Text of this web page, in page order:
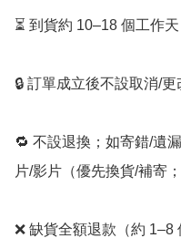
⏳ 到貨約 10–18 個工作
🔒 訂單成立後不設取消/更
🔁 不設退換；如寄錯/遺
片/影片（優先換貨/補寄
❌ 缺貨全額退款（約 1–8